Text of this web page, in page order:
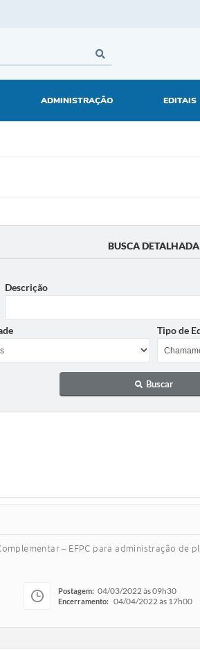
ADMINISTRAÇÃO EDITAIS
BUSCA DETALHADA
Descrição
Tipo de
Buscar
– EFPC para administração
Postagem: 04/03/2022 às 09h30
Encerramento: 04/04/2022 às 17h00